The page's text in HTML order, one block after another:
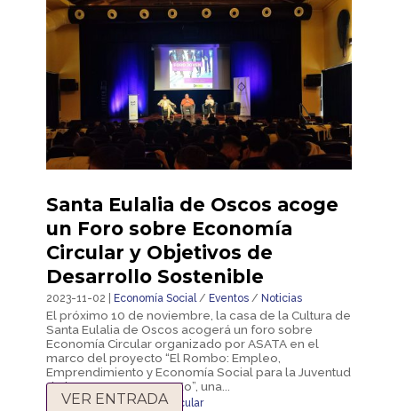
Santa Eulalia de Oscos acoge
un Foro sobre Economía
Circular y Objetivos de
Desarrollo Sostenible
2023-11-02 | Economía Social/ Eventos/ Noticias
El próximo 10 de noviembre, la casa de la Cultura de
Santa Eulalia de Oscos acogerá un foro sobre
Economía Circular organizado por ASATA en el
marco del proyecto “El Rombo: Empleo,
Emprendimiento y Economía Social para la Juventud
de la Comarca Oscos-Eo”, una...
ODS 2030,economía circular
VER ENTRADA